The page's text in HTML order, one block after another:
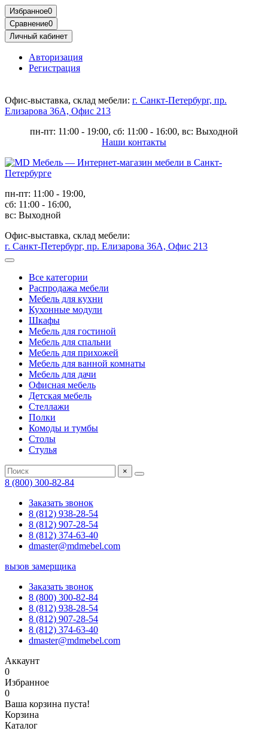
Избранное0
Сравнение0
Личный кабинет
Авторизация
Регистрация
Офис-выставка, склад мебели: г. Санкт-Петербург, пр.
Елизарова 36А, Офис 213
пн-пт: 11:00 - 19:00, сб: 11:00 - 16:00, вс: Выходной
Наши контакты
пн-пт: 11:00 - 19:00,
сб: 11:00 - 16:00,
вс: Выходной
Офис-выставка, склад мебели:
г. Санкт-Петербург, пр. Елизарова 36А, Офис 213
Все категории
Распродажа мебели
Мебель для кухни
Кухонные модули
Шкафы
Мебель для гостиной
Мебель для спальни
Мебель для прихожей
Мебель для ванной комнаты
Мебель для дачи
Офисная мебель
Детская мебель
Стеллажи
Полки
Комоды и тумбы
Столы
Стулья
×
8 (800) 300-82-84
Заказать звонок
8 (812) 938-28-54
8 (812) 907-28-54
8 (812) 374-63-40
dmaster@mdmebel.com
вызов замерщика
Заказать звонок
8 (800) 300-82-84
8 (812) 938-28-54
8 (812) 907-28-54
8 (812) 374-63-40
dmaster@mdmebel.com
Аккаунт
0
Избранное
0
Ваша корзина пуста!
Корзина
Каталог